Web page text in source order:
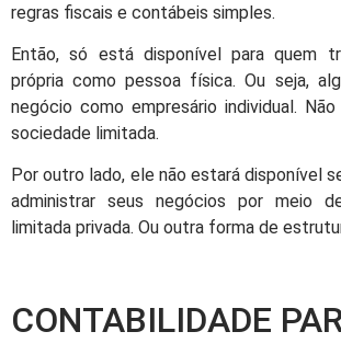
regras fiscais e contábeis simples.
Então, só está disponível para quem
própria como pessoa física. Ou seja,
negócio como empresário individual.
sociedade limitada.
Por outro lado, ele não estará disponível
administrar seus negócios por meio
limitada privada. Ou outra forma de
CONTABILIDADE